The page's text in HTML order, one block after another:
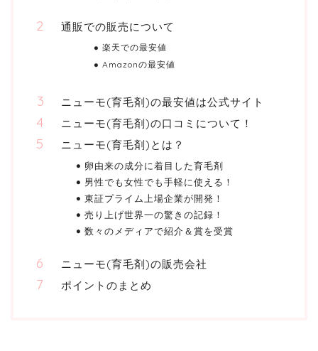
通販での販売について
楽天での最安値
Amazonの最安値
ニューモ(育毛剤)の最安値は公式サイト
ニューモ(育毛剤)の口コミについて！
ニューモ(育毛剤)とは？
卵由来の成分に着目した育毛剤
男性でも女性でも手軽に使える！
東証プライム上場企業が開発！
売り上げ世界一の驚きの記録！
数々のメディアで紹介＆賞を受賞
ニューモ(育毛剤)の販売会社
ポイントのまとめ